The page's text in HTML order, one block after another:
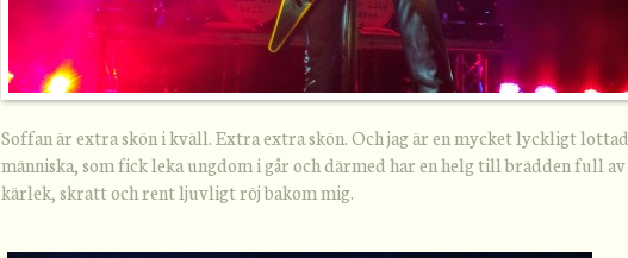
Soffan är extra skön i kväll. Extra extra skön. Och jag är en mycket lyckligt lottad
människa, som fick leka ungdom i går och därmed har en helg till brädden full av
kärlek, skratt och rent ljuvligt röj bakom mig.